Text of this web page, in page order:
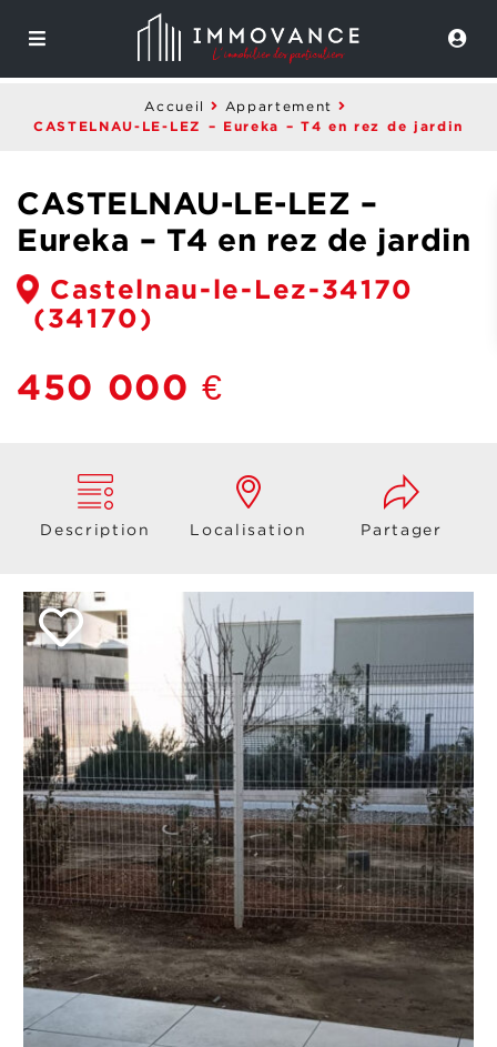
Accueil Appartement
CASTELNAU-LE-LEZ – Eureka – T4 en rez de jardin
CASTELNAU-LE-LEZ –
Eureka – T4 en rez de jardin
Castelnau-le-Lez-34170
(34170)
450 000 €
Description Localisation Partager